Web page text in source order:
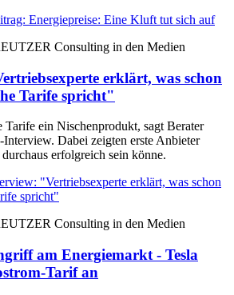
Energiepreise: Eine Kluft tut sich auf
Consulting in den Medien
erklärt, was schon
Tarife spricht"
Tarife ein Nischenprodukt, sagt Berater
Dabei zeigten erste Anbieter
erfolgreich sein könne.
"Vertriebsexperte erklärt, was schon
spricht"
Consulting in den Medien
am Energiemarkt - Tesla
Tarif an